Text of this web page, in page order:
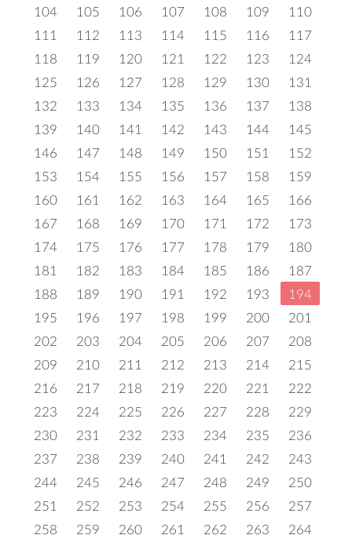
104
105 106 107 108 109
110
111
112 113 114 115 116
117
118
119 120 121 122 123
124
125
126 127 128 129 130
131
132
133 134 135 136 137
138
139
140 141 142 143 144
145
146
147 148 149 150 151
152
153
154 155 156 157 158
159
160
161 162 163 164 165
166
167
168 169 170 171 172
173
174
175 176 177 178 179
180
181
182 183 184 185 186
187
188
189 190 191 192 193
194
195
196 197 198 199 200
201
202
203 204 205 206 207
208
209
210 211 212 213 214
215
216
217 218 219 220 221
222
223
224 225 226 227 228
229
230
231 232 233 234 235
236
237
238 239 240 241 242
243
244
245 246 247 248 249
250
251
252 253 254 255 256
257
258
259 260 261 262 263
264